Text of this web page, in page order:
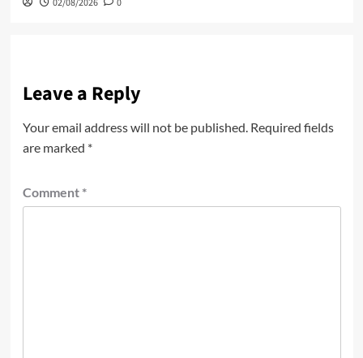
02/08/2026 0
Leave a Reply
Your email address will not be published. Required fields
are marked *
Comment *